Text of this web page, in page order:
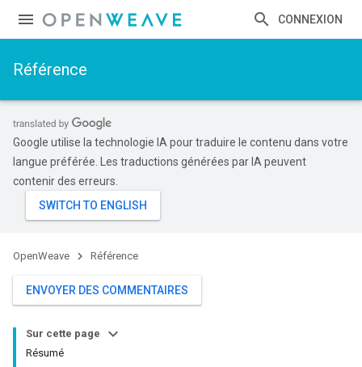
CONNEXION
Référence
Google utilise la technologie IA pour traduire le contenu dans votre
langue préférée. Les traductions générées par IA peuvent
contenir des erreurs.
OpenWeave Référence
ENVOYER DES COMMENTAIRES
Sur cette page
Résumé